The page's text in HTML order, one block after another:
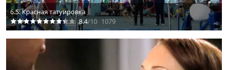
6.5: Красная татуировка
8.4/10 1079